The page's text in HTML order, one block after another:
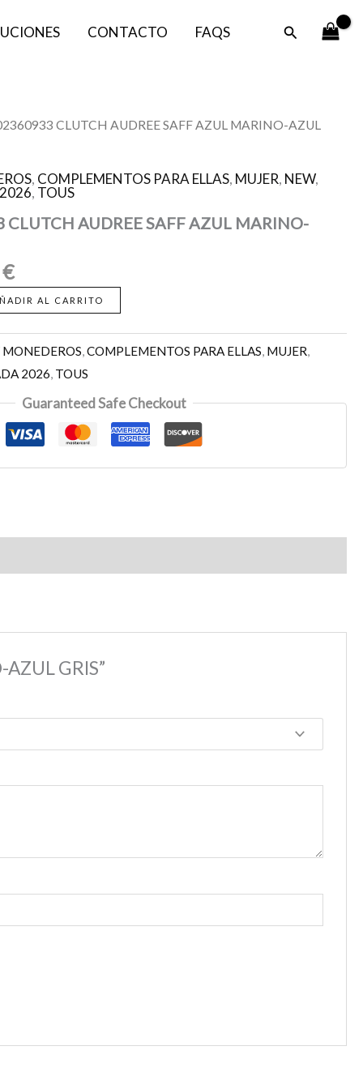
CONTACTO FAQS Buscar
CLUTCH AUDREE SAFF AZUL MARINO-AZUL
, COMPLEMENTOS PARA ELLAS, MUJER, NEW,
, TOUS
AUDREE SAFF AZUL MARINO-
€.
€
El
actual
es:
59,50 €.
AL CARRITO
MONEDEROS,COMPLEMENTOS PARA ELLAS, MUJER,
2026, TOUS
Guaranteed Safe Checkout
GRIS”
119,00 €.
59,50 €.MARINO-